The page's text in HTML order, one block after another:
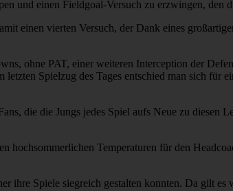
und einen Fieldgoal-Versuch zu erzwingen, den
einen vierten Versuch, der Dank eines
ohne PAT, einer weiteren Interception der
Spielzug des Tages entschied man sich
die die Jungs jedes Spiel aufs Neue zu
hochsommerlichen Temperaturen für den
ihre Spiele siegreich gestalten konnten. Da gilt es